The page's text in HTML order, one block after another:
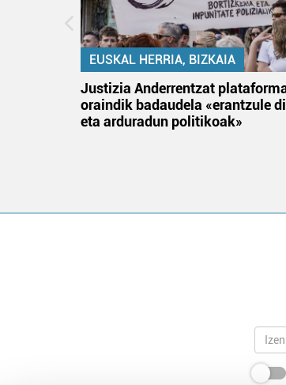
EUSKAL HERRIA, BIZKAIA
Justizia Anderrentzat
oraindik badaudela «erantzule
eta arduradun politikoak»